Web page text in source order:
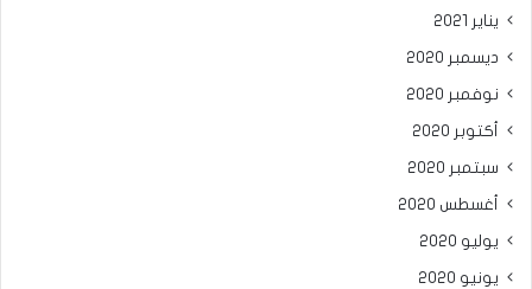
يناير 2021
ديسمبر 2020
نوفمبر 2020
أكتوبر 2020
سبتمبر 2020
أغسطس 2020
يوليو 2020
يونيو 2020